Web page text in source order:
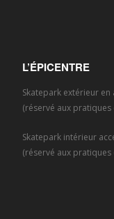
L’ÉPICENTRE
Skatepark extérieur
(réservé aux pratiques
Skatepark intérieur
(réservé aux pratiques